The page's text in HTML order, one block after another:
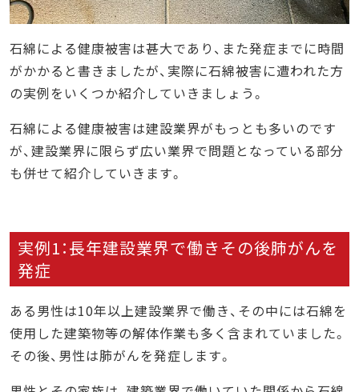
石綿による健康被害は甚大であり、また発症までに時間
がかかると書きましたが、実際に石綿被害に遭われた方
の実例をいくつか紹介していきましょう。
石綿による健康被害は建設業界がもっとも多いのです
が、建設業界に限らず広い業界で問題となっている部分
も併せて紹介していきます。
実例1：長年建設業界で働きその後肺がんを
発症
ある男性は10年以上建設業界で働き、その中には石綿を
使用した建築物等の解体作業も多く含まれていました。
その後、男性は肺がんを発症します。